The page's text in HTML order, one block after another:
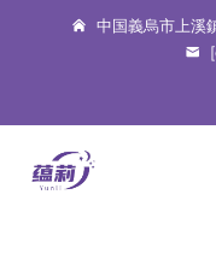
中国義烏市上溪